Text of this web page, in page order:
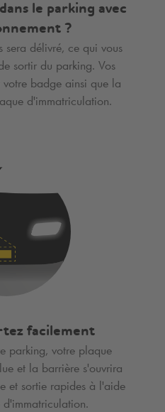
le parking avec
?
sera délivré, ce qui vous
sortir du parking. Vos
votre badge ainsi que la
d'immatriculation.
facilement
parking, votre plaque
et la barrière s'ouvrira
et sortie rapides à l'aide